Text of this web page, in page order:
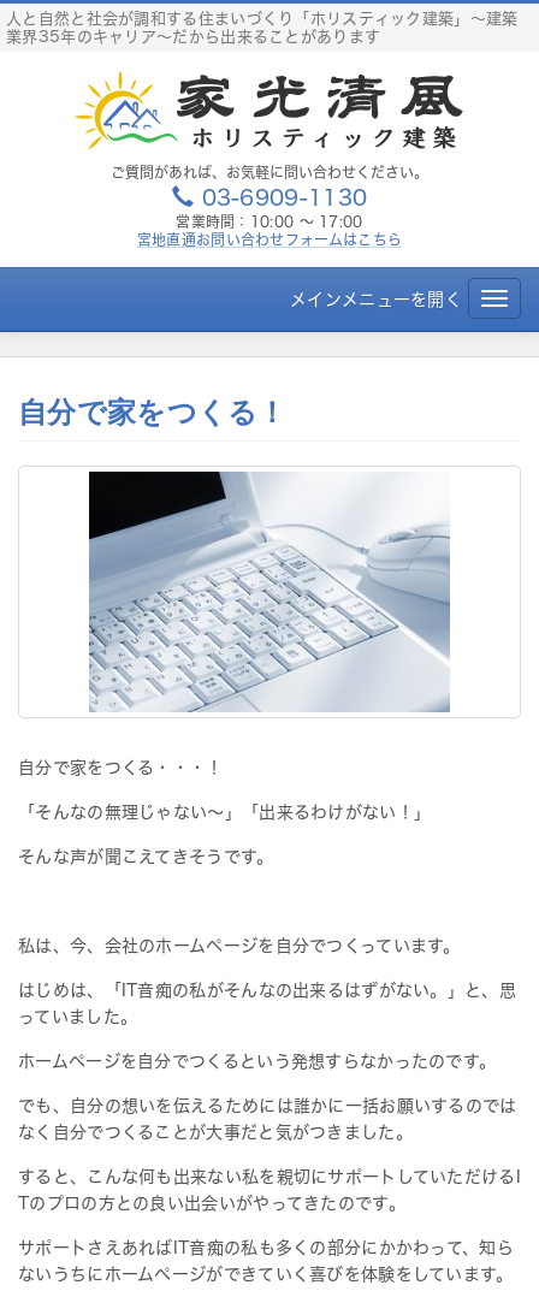
k
t
人と自然と社会が調和する住まいづくり「ホリスティック建築」～建築
業界35年のキャリア～だから出来ることがあります
ご質問があれば、お気軽に問い合わせください。
03-6909-1130
営業時間：10:00 ～ 17:00
宮地直通お問い合わせフォームはこちら
T
o
g
メインメニューを開く
自分で家をつくる！
自分で家をつくる・・・！
「そんなの無理じゃない～」「出来るわけがない！」
そんな声が聞こえてきそうです。
私は、今、会社のホームページを自分でつくっています。
はじめは、「IT音痴の私がそんなの出来るはずがない。」と、思
っていました。
ホームページを自分でつくるという発想すらなかったのです。
でも、自分の想いを伝えるためには誰かに一括お願いするのでは
なく自分でつくることが大事だと気がつきました。
すると、こんな何も出来ない私を親切にサポートしていただけるI
Tのプロの方との良い出会いがやってきたのです。
サポートさえあればIT音痴の私も多くの部分にかかわって、知ら
ないうちにホームページができていく喜びを体験をしています。